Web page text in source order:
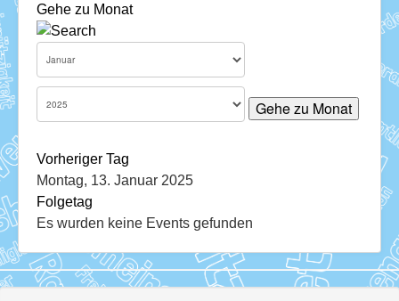
Termine
Über uns
Services
Download
Ratskeller
Gehe zu Monat
Gehe zu Monat
Vorheriger Tag
Montag, 13. Januar 2025
Folgetag
Es wurden keine Events gefunden